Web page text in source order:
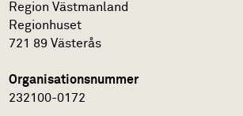
Region Västmanland
Regionhuset
721 89 Västerås
Organisationsnummer
232100-0172